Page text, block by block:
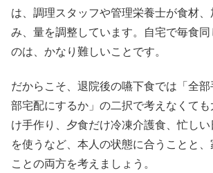
は、調理スタッフや管理栄養士が食材
み、量を調整しています。自宅で毎食
のは、かなり難しいことです。
だからこそ、退院後の嚥下食では「全
部宅配にするか」の二択で考えなくて
け手作り、夕食だけ冷凍介護食、忙し
を使うなど、本人の状態に合うことと
ことの両方を考えましょう。